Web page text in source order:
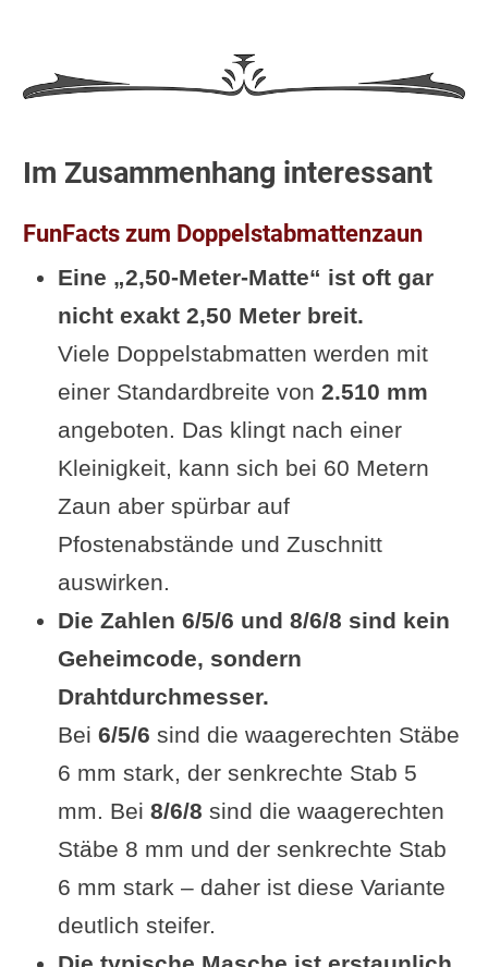
Im Zusammenhang interessant
FunFacts zum Doppelstabmattenzaun
Eine „2,50-Meter-Matte“ ist oft gar
nicht exakt 2,50 Meter breit.
Viele Doppelstabmatten werden mit
einer Standardbreite von 2.510 mm
angeboten. Das klingt nach einer
Kleinigkeit, kann sich bei 60 Metern
Zaun aber spürbar auf
Pfostenabstände und Zuschnitt
auswirken.
Die Zahlen 6/5/6 und 8/6/8 sind kein
Geheimcode, sondern
Drahtdurchmesser.
Bei 6/5/6 sind die waagerechten Stäbe
6 mm stark, der senkrechte Stab 5
mm. Bei 8/6/8 sind die waagerechten
Stäbe 8 mm und der senkrechte Stab
6 mm stark – daher ist diese Variante
deutlich steifer.